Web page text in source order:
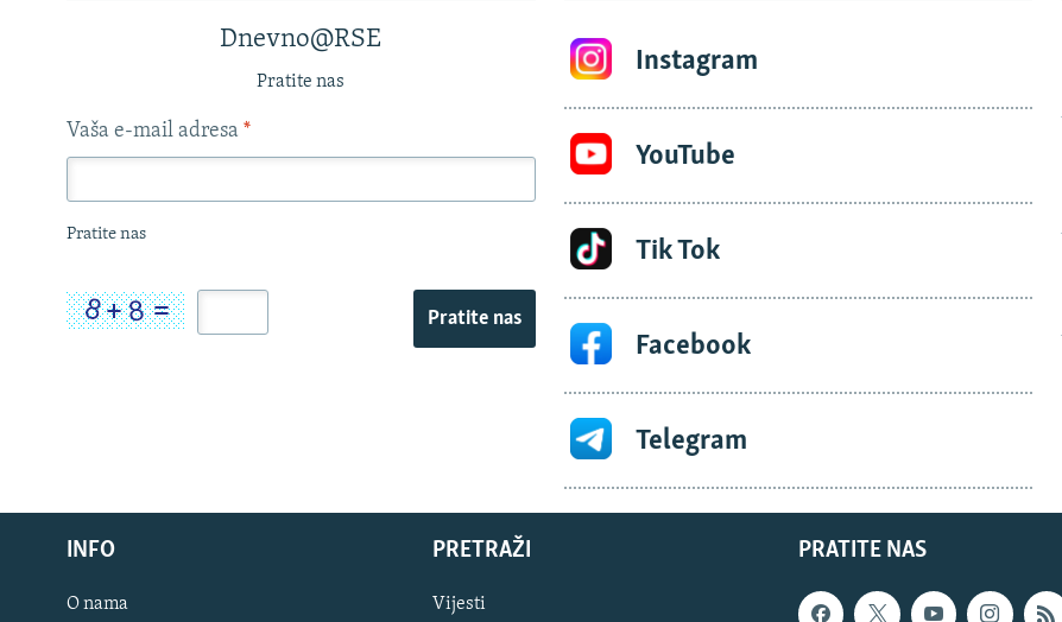
Dnevno@RSE
Pratite nas
Vaša e-mail adresa *
Pratite nas
Pratite nas
Instagram
YouTube
Tik Tok
Facebook
Telegram
PRATITE NAS
INFO
O nama
PRETRAŽI
Vijesti